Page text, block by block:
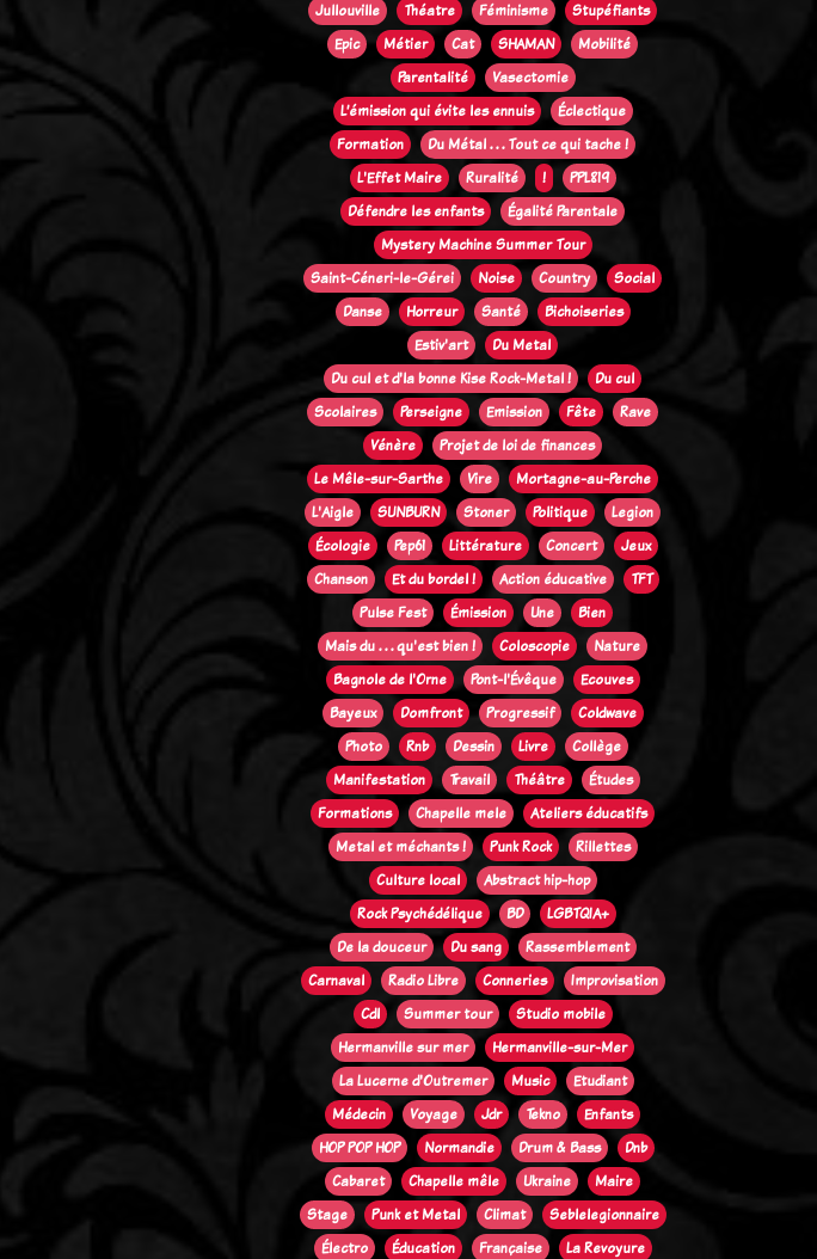
Jullouville
Théatre Féminisme
Stupéfiants
Epic
Métier Cat SHAMAN
Mobilité
Parentalité
Vasectomie
L’émission qui évite les ennuis
Éclectique
Formation
Du Métal . . . Tout ce qui tache !
L'Effet Maire
Ruralité !
PPL819
Défendre les enfants
Égalité Parentale
Mystery Machine Summer Tour
Saint-Céneri-le-Gérei
Noise Country
Social
Danse
Horreur Santé
Bichoiseries
Estiv'art
Du Metal
Du cul et d'la bonne Kise Rock-Metal !
Du cul
Scolaires
Perseigne Emission Fête
Rave
Vénère
Projet de loi de finances
Le Mêle-sur-Sarthe
Vire
Mortagne-au-Perche
L'Aigle
SUNBURN Stoner Politique
Legion
Écologie
Pep61 Littérature Concert
Jeux
Chanson
Et du bordel ! Action éducative
TFT
Pulse Fest
Émission Une
Bien
Mais du . . . qu'est bien !
Coloscopie
Nature
Bagnole de l'Orne
Pont-l'Évêque
Ecouves
Bayeux
Domfront Progressif
Coldwave
Photo
Rnb Dessin Livre
Collège
Manifestation
Travail Théâtre
Études
Formations
Chapelle mele
Ateliers éducatifs
Metal et méchants !
Punk Rock
Rillettes
Culture local
Abstract hip-hop
Rock Psychédélique
BD
LGBTQIA+
De la douceur
Du sang
Rassemblement
Carnaval
Radio Libre Conneries
Improvisation
Cdl
Summer tour
Studio mobile
Hermanville sur mer
Hermanville-sur-Mer
La Lucerne d'Outremer
Music
Etudiant
Médecin
Voyage Jdr Tekno
Enfants
HOP POP HOP
Normandie Drum & Bass
Dnb
Cabaret
Chapelle mêle Ukraine
Maire
Stage
Punk et Metal Climat
Seblelegionnaire
Électro
Éducation Française
La Revoyure